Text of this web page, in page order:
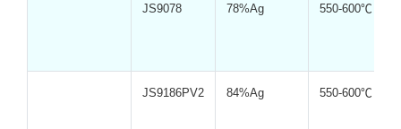
JS9078 78%Ag 550-600℃
JS9186PV2 84%Ag 550-600℃